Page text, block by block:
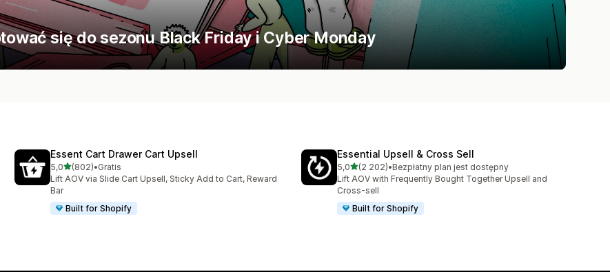
się do sezonu Black Friday i Cyber Monday
Essent Cart Drawer Cart Upsell
5,0na 5 gwiazdek
(802)
Łączna liczba recenzji: 802
•Gratis
Lift AOV via Slide Cart Upsell, Sticky Add to Cart, Reward
Bar
Built for Shopify
Essential Upsell & Cross Sell
5,0na 5 gwiazdek
(2 202)
Łączna liczba recenzji: 2202
•Bezpłatny plan jest dostępny
Lift AOV with Frequently Bought Together Upsell and
Cross-sell
Built for Shopify